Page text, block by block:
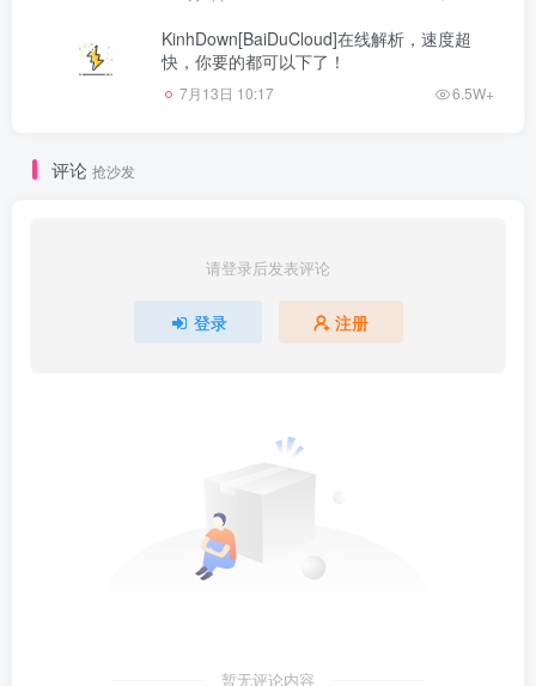
KinhDown[BaiDuCloud]在线解析，速度超
快，你要的都可以下了！
7月13日 10:17 6.5W+
评论 抢沙发
请登录后发表评论
登录 注册
暂无评论内容